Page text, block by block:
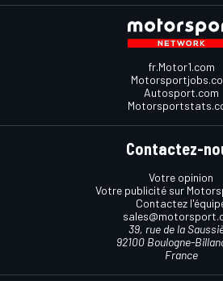
fr.Motor1.com
Autosport.com
Contactez-
Votre opinion
Votre publicité sur
Contactez
39, rue de la
92100 Boulogne-
France